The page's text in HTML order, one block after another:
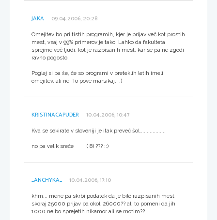
JAKA 09.04.2006, 20:28
Omejitev bo pri tistih programih, kjer je prijav več kot prostih
mest, vsaj v 99% primerov je tako. Lahko da fakulteta
sprejme več ljudi, kot je razpisanih mest, kar se pa ne zgodi
ravno pogosto.
Poglej si pa še, če so programi v preteklih letih imeli
omejitev, ali ne. To pove marsikaj. ;)
KRISTINACAPUDER 10.04.2006, 10:47
Kva se sekirate v sloveniji je itak preveč šol..................
no pa velik sreče :( 8) ??? ::)
_ANCHYKA_ 10.04.2006, 17:10
khm... mene pa skrbi podatek da je bilo razpisanih mest
skoraj 25000 prijav pa okoli 26000?? ali to pomeni da jih
1000 ne bo sprejetih nikamor ali se motim??